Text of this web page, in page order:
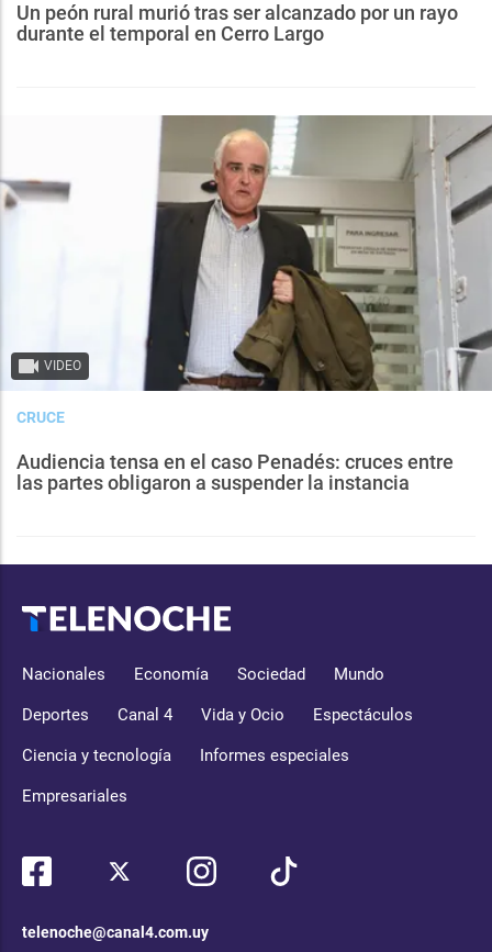
Un peón rural murió tras ser alcanzado por un rayo
durante el temporal en Cerro Largo
VIDEO
CRUCE
Audiencia tensa en el caso Penadés: cruces entre
las partes obligaron a suspender la instancia
Nacionales Economía Sociedad Mundo
Deportes Canal 4 Vida y Ocio Espectáculos
Ciencia y tecnología Informes especiales
Empresariales
telenoche@canal4.com.uy